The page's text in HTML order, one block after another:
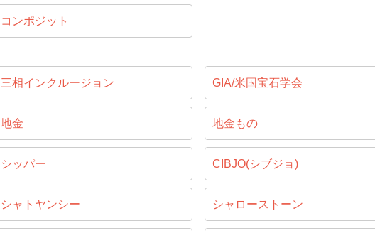
コンポジット
三相インクルージョン GIA/米国宝石学会
地金 地金もの
シッパー CIBJO(シブジョ)
シャトヤンシー シャローストーン